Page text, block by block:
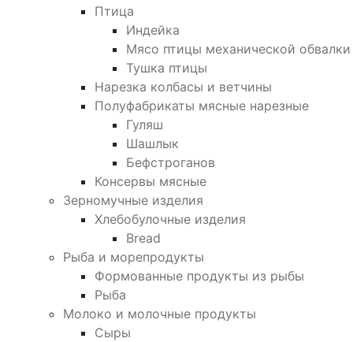
Птица
Индейка
Мясо птицы механической обвалки
Тушка птицы
Нарезка колбасы и ветчины
Полуфабрикаты мясные нарезные
Гуляш
Шашлык
Бефстроганов
Консервы мясные
Зерномучные изделия
Хлебобулочные изделия
Bread
Рыба и морепродукты
Формованные продукты из рыбы
Рыба
Молоко и молочные продукты
Сыры